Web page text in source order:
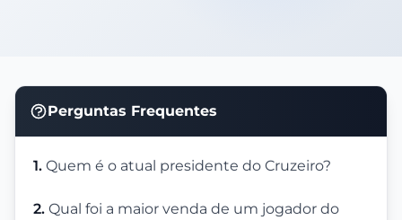
Perguntas Frequentes
1. Quem é o atual presidente do Cruzeiro?
2. Qual foi a maior venda de um jogador do